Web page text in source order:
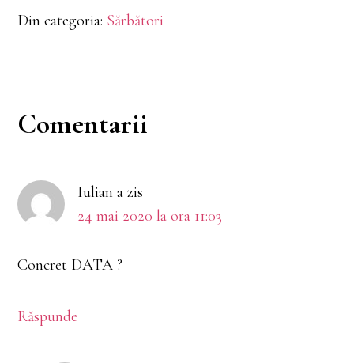
Crăciunul
Din categoria: Sărbători
Reader
Comentarii
Iulian a zis
24 mai 2020 la ora 11:03
Concret DATA ?
Răspunde